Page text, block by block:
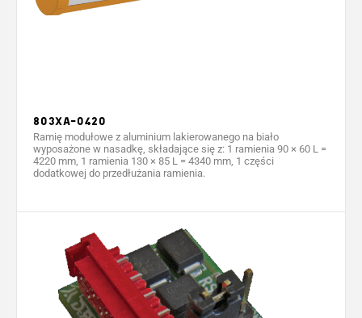
803XA-0420
Ramię modułowe z aluminium lakierowanego na biało
wyposażone w nasadkę, składające się z: 1 ramienia 90 × 60 L =
4220 mm, 1 ramienia 130 × 85 L = 4340 mm, 1 części
dodatkowej do przedłużania ramienia.